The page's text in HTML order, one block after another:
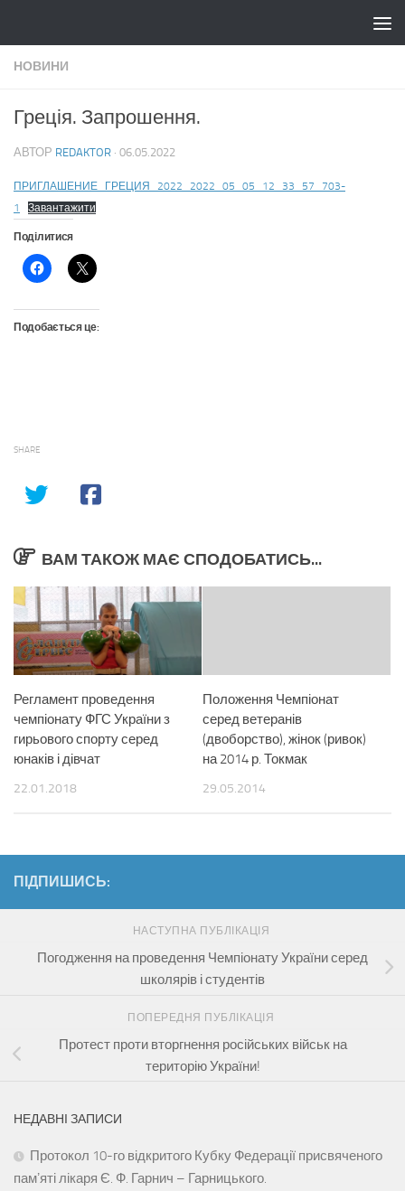
НОВИНИ
Греція. Запрошення.
АВТОР REDAKTOR · 06.05.2022
ПРИГЛАШЕНИЕ_ГРЕЦИЯ_2022_2022_05_05_12_33_57_703-
1
Завантажити
Поділитися
Подобається це:
SHARE
ВАМ ТАКОЖ МАЄ СПОДОБАТИСЬ...
Регламент проведення
чемпіонату ФГС України з
гирьового спорту серед
юнаків і дівчат
22.01.2018
Положення Чемпіонат
серед ветеранів
(двоборство), жінок (ривок)
на 2014 р. Токмак
29.05.2014
ПІДПИШИСЬ:
НАСТУПНА ПУБЛІКАЦІЯ
Погодження на проведення Чемпіонату України серед
школярів і студентів
ПОПЕРЕДНЯ ПУБЛІКАЦІЯ
Протест проти вторгнення російських військ на
територію України!
НЕДАВНІ ЗАПИСИ
Протокол 10-го відкритого Кубку Федерації присвяченого
памʼяті лікаря Є. Ф. Гарнич – Гарницького.